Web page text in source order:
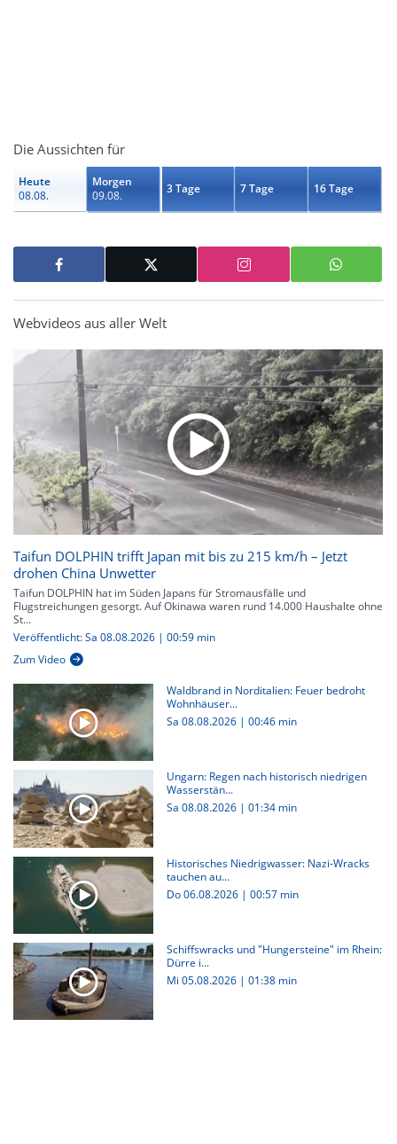
Die Aussichten für
Heute
08.08.
Morgen
09.08.
3 Tage 7 Tage 16 Tage
Webvideos aus aller Welt
Taifun DOLPHIN trifft Japan mit bis zu 215 km/h – Jetzt
drohen China Unwetter
Taifun DOLPHIN hat im Süden Japans für Stromausfälle und
Flugstreichungen gesorgt. Auf Okinawa waren rund 14.000 Haushalte ohne
St...
Veröffentlicht: Sa 08.08.2026 | 00:59 min
Zum Video
Waldbrand in Norditalien: Feuer bedroht
Wohnhäuser...
Sa 08.08.2026 | 00:46 min
Ungarn: Regen nach historisch niedrigen
Wasserstän...
Sa 08.08.2026 | 01:34 min
Historisches Niedrigwasser: Nazi-Wracks
tauchen au...
Do 06.08.2026 | 00:57 min
Schiffswracks und "Hungersteine" im Rhein:
Dürre i...
Mi 05.08.2026 | 01:38 min